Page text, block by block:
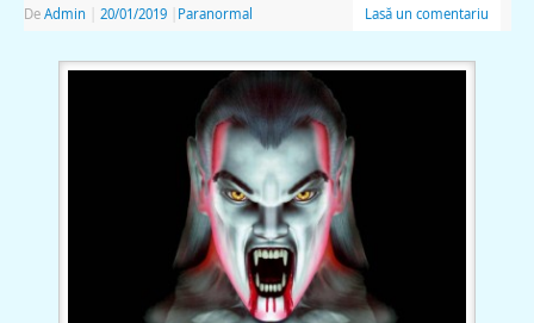
De Admin 20/01/2019 Paranormal Lasă un comentariu